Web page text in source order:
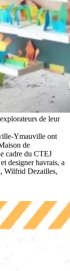
de leur
Ymauville ont
de
cadre du CTEJ
designer havrais, a
Wilfrid Dezailles,